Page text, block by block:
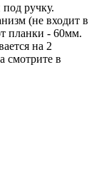
ручку.
(не входит в
планки - 60мм.
на 2
смотрите в